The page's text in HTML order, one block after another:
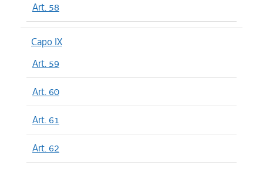
Art. 58
Capo IX
Art. 59
Art. 60
Art. 61
Art. 62